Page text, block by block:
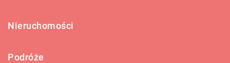
Nieruchomości
Podróże